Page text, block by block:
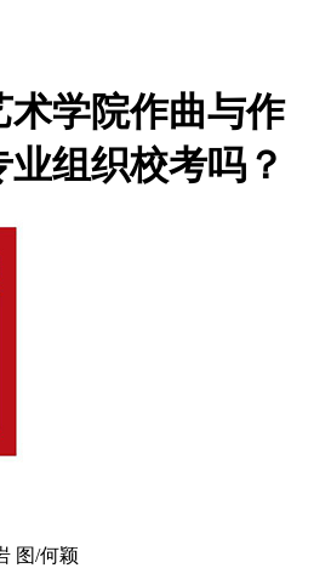
术学院作曲与作
组织校考吗？
图/何颖